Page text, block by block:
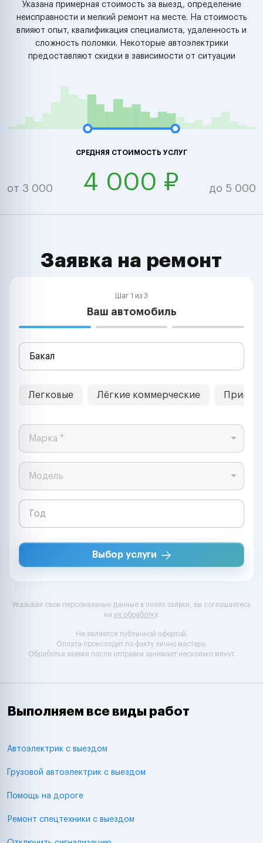
Указана примерная стоимость за выезд, определение
неисправности и мелкий ремонт на месте. На стоимость
влияют опыт, квалификация специалиста, удаленность и
сложность поломки. Некоторые автоэлектрики
предоставляют скидки в зависимости от ситуации
СРЕДНЯЯ СТОИМОСТЬ УСЛУГ
от 3 000 4 000 ₽ до 5 000
Заявка на ремонт
Шаг 1 из 3
Ваш автомобиль
Легковые Лёгкие коммерческие
Марка *
Модель
Выбор услуги
Указывая свои персональные данные в полях заявки, вы соглашаетесь
на их обработку.
Не является публичной офертой.
Оплата происходит по факту лично мастеру.
Обработка заявки после отправки занимает несколько минут.
Выполняем все виды работ
Автоэлектрик с выездом
Грузовой автоэлектрик с выездом
Помощь на дороге
Ремонт спецтехники с выездом